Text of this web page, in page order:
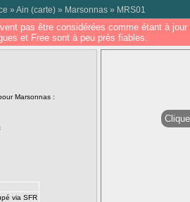
» Ain (carte) » Marsonnas » MRS01
pas être considérées comme étant à
et Free sont à peu près fiables.
Marsonnas :
via SFR